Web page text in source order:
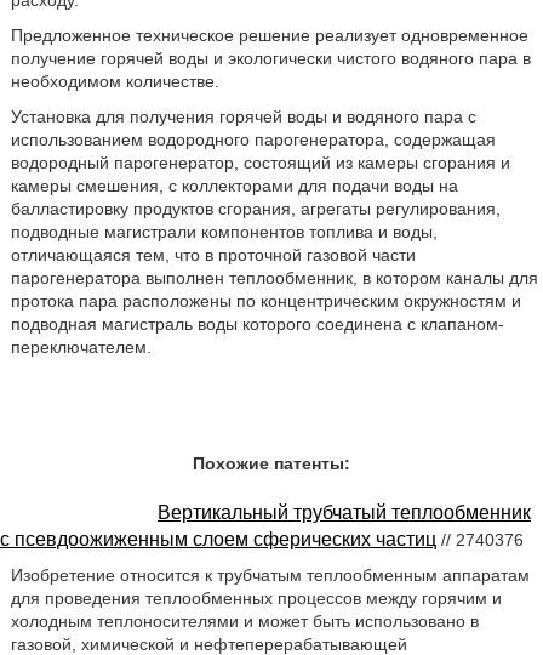
Предложенное техническое решение реализует одновременное
получение горячей воды и экологически чистого водяного пара в
необходимом количестве.
Установка для получения горячей воды и водяного пара с
использованием водородного парогенератора, содержащая
водородный парогенератор, состоящий из камеры сгорания и
камеры смешения, с коллекторами для подачи воды на
балластировку продуктов сгорания, агрегаты регулирования,
подводные магистрали компонентов топлива и воды,
отличающаяся тем, что в проточной газовой части
парогенератора выполнен теплообменник, в котором каналы для
протока пара расположены по концентрическим окружностям и
подводная магистраль воды которого соединена с клапаном-
переключателем.
Похожие патенты:
Вертикальный трубчатый теплообменник
с псевдоожиженным слоем сферических частиц // 2740376
Изобретение относится к трубчатым теплообменным аппаратам
для проведения теплообменных процессов между горячим и
холодным теплоносителями и может быть использовано в
газовой, химической и нефтеперерабатывающей